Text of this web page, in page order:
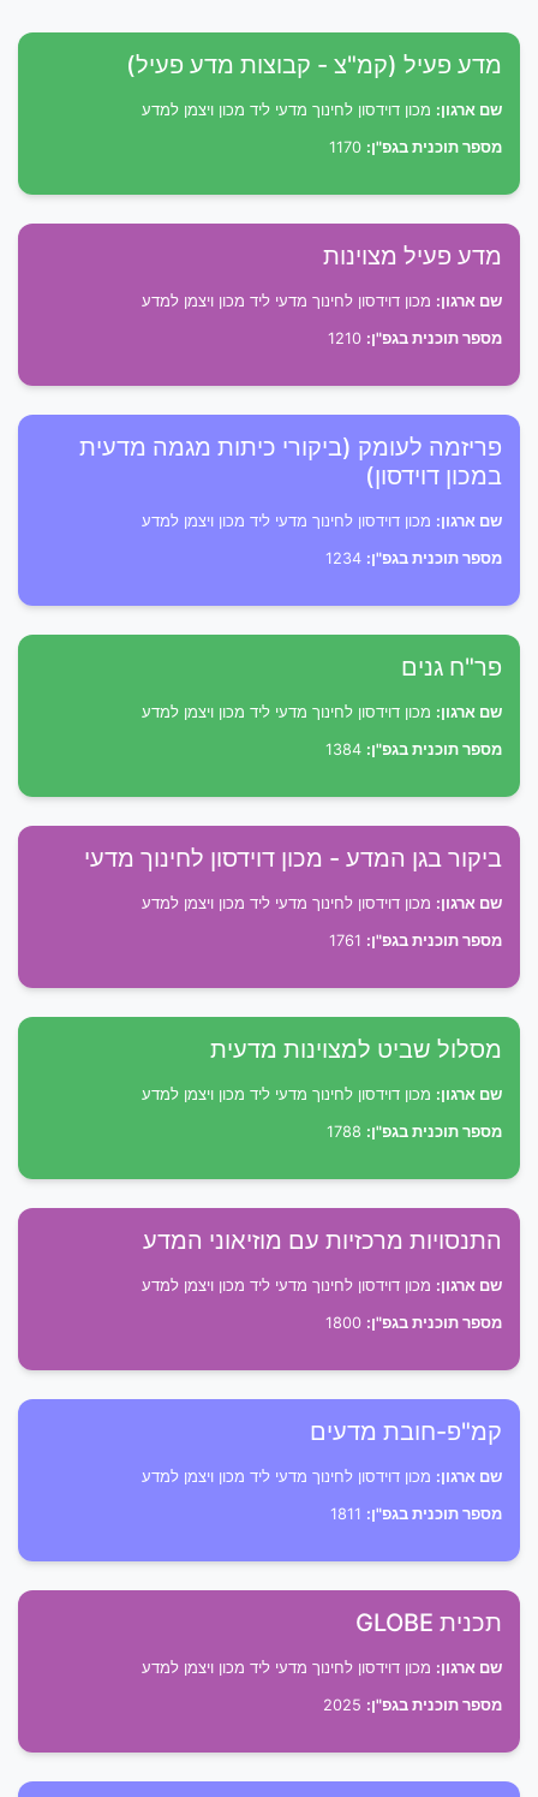
מדע פעיל (קמ"צ - קבוצות מדע פעיל)
שם ארגון: מכון דוידסון לחינוך מדעי ליד מכון ויצמן למדע
מספר תוכנית בגפ"ן:
מדע פעיל מצוינות
שם ארגון: מכון דוידסון לחינוך מדעי ליד מכון ויצמן למדע
מספר תוכנית בגפ"ן:
פריזמה לעומק (ביקורי כיתות מגמה מדעית
במכון דוידסון)
שם ארגון: מכון דוידסון לחינוך מדעי ליד מכון ויצמן למדע
מספר תוכנית בגפ"ן:
פר"ח גנים
שם ארגון: מכון דוידסון לחינוך מדעי ליד מכון ויצמן למדע
מספר תוכנית בגפ"ן:
ביקור בגן המדע - מכון דוידסון לחינוך מדעי
שם ארגון: מכון דוידסון לחינוך מדעי ליד מכון ויצמן למדע
מספר תוכנית בגפ"ן:
מסלול שביט למצוינות מדעית
שם ארגון: מכון דוידסון לחינוך מדעי ליד מכון ויצמן למדע
מספר תוכנית בגפ"ן:
התנסויות מרכזיות עם מוזיאוני המדע
שם ארגון: מכון דוידסון לחינוך מדעי ליד מכון ויצמן למדע
מספר תוכנית בגפ"ן:
קמ"פ-חובת מדעים
שם ארגון: מכון דוידסון לחינוך מדעי ליד מכון ויצמן למדע
מספר תוכנית בגפ"ן:
תכנית GLOBE
שם ארגון: מכון דוידסון לחינוך מדעי ליד מכון ויצמן למדע
מספר תוכנית בגפ"ן: